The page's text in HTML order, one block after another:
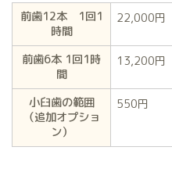
前歯12本 1回1
時間
22,000円
前歯6本 1回1時
間
13,200円
小臼歯の範囲
（追加オプショ
ン）
550円